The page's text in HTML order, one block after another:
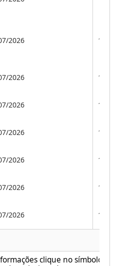
clique no símbolo
2026
2026
2026
2026
2026
2026
2026